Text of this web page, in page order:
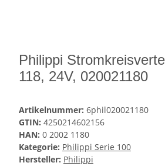
Philippi
118, 24V, 020021180
Artikelnummer: 6phil020021180
GTIN: 4250214602156
HAN: 0 2002 1180
Kategorie: Philippi Serie 100
Hersteller: Philippi